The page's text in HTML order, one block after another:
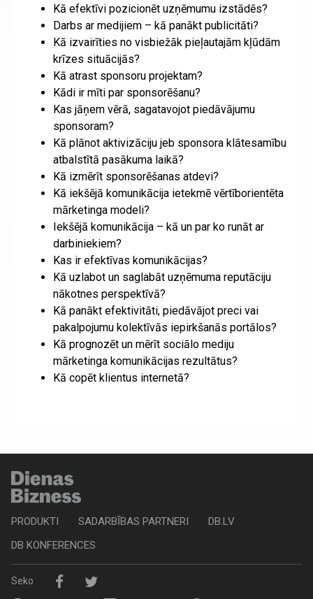
Kā efektīvi pozicionēt uzņēmumu izstādēs?
Darbs ar medijiem – kā panākt publicitāti?
Kā izvairīties no visbiežāk pieļautajām kļūdām
krīzes situācijās?
Kā atrast sponsoru projektam?
Kādi ir mīti par sponsorēšanu?
Kas jāņem vērā, sagatavojot piedāvājumu
sponsoram?
Kā plānot aktivizāciju jeb sponsora klātesamību
atbalstītā pasākuma laikā?
Kā izmērīt sponsorēšanas atdevi?
Kā iekšējā komunikācija ietekmē vērtīborientēta
mārketinga modeli?
Iekšējā komunikācija – kā un par ko runāt ar
darbiniekiem?
Kas ir efektīvas komunikācijas?
Kā uzlabot un saglabāt uzņēmuma reputāciju
nākotnes perspektīvā?
Kā panākt efektivitāti, piedāvājot preci vai
pakalpojumu kolektīvās iepirkšanās portālos?
Kā prognozēt un mērīt sociālo mediju
mārketinga komunikācijas rezultātus?
Kā copēt klientus internetā?
PRODUKTI SADARBĪBAS PARTNERI
DB.LV
DB KONFERENCES
Seko